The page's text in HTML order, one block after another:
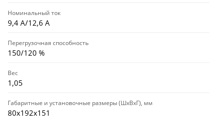
Номинальный ток
9,4 А/12,6 А
Перегрузочная способность
150/120 %
Вес
1,05
Габаритные и установочные размеры (ШхВхГ), мм
80х192х151